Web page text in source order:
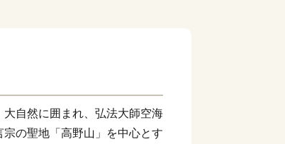
自然に囲まれ、弘法大師空海
の聖地「高野山」を中心とす